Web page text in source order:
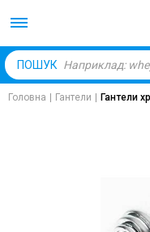
ПОШУК
Головна Гантели Гантели